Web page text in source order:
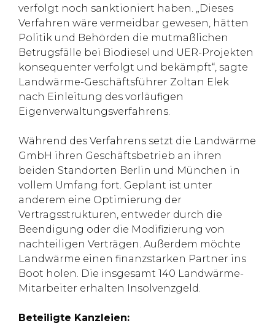
verfolgt noch sanktioniert haben. „Dieses
Verfahren wäre vermeidbar gewesen, hätten
Politik und Behörden die mutmaßlichen
Betrugsfälle bei Biodiesel und UER-Projekten
konsequenter verfolgt und bekämpft“, sagte
Landwärme-Geschäftsführer Zoltan Elek
nach Einleitung des vorläufigen
Eigenverwaltungsverfahrens.
Während des Verfahrens setzt die Landwärme
GmbH ihren Geschäftsbetrieb an ihren
beiden Standorten Berlin und München in
vollem Umfang fort. Geplant ist unter
anderem eine Optimierung der
Vertragsstrukturen, entweder durch die
Beendigung oder die Modifizierung von
nachteiligen Verträgen. Außerdem möchte
Landwärme einen finanzstarken Partner ins
Boot holen. Die insgesamt 140 Landwärme-
Mitarbeiter erhalten Insolvenzgeld.
Beteiligte Kanzleien: